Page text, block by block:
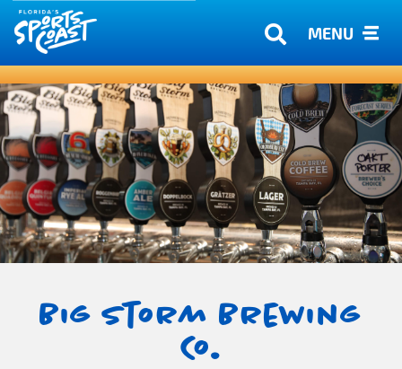
MENU
Big Storm Brewing
Co.